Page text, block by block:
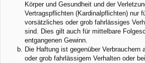
Körper und Gesundheit und der
Vertragspflichten (Kardinalpflichten) nur
vorsätzliches oder grob fahrlässiges
sind. Dies gilt auch für mittelbare
entgangenen Gewinn.
Die Haftung ist gegenüber Verbrauchern
oder grob fahrlässigem Verhalten oder